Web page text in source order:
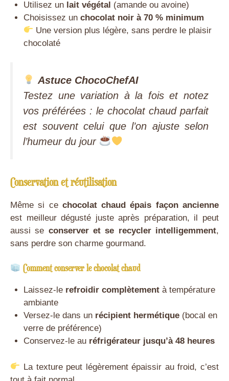
Utilisez un lait végétal (amande ou avoine)
Choisissez un chocolat noir à 70 % minimum
Une version plus légère, sans perdre le plaisir
chocolaté
Astuce ChocoChefAI
Testez une variation à la fois et notez
vos préférées : le chocolat chaud parfait
est souvent celui que l’on ajuste selon
l’humeur du jour
Conservation et réutilisation
Même si ce chocolat chaud épais façon ancienne
est meilleur dégusté juste après préparation, il peut
aussi se conserver et se recycler intelligemment,
sans perdre son charme gourmand.
Comment conserver le chocolat chaud
Laissez-le refroidir complètementà température
ambiante
Versez-le dans un récipient hermétique(bocal en
verre de préférence)
Conservez-le au réfrigérateur jusqu’à 48 heures
La texture peut légèrement épaissir au froid, c’est